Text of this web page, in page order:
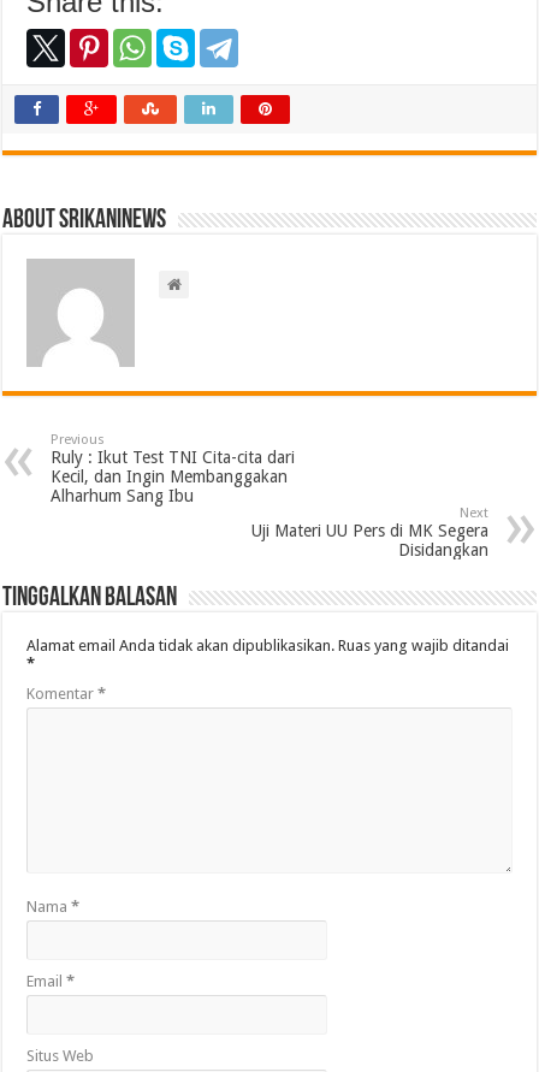
About srikaninews
Previous
Ruly : Ikut Test TNI Cita-cita dari
Kecil, dan Ingin Membanggakan
Alharhum Sang Ibu
Next
Uji Materi UU Pers di MK Segera
Disidangkan
Tinggalkan Balasan
Alamat email Anda tidak akan dipublikasikan. Ruas yang wajib ditandai
*
Komentar*
Nama*
Email*
Situs Web